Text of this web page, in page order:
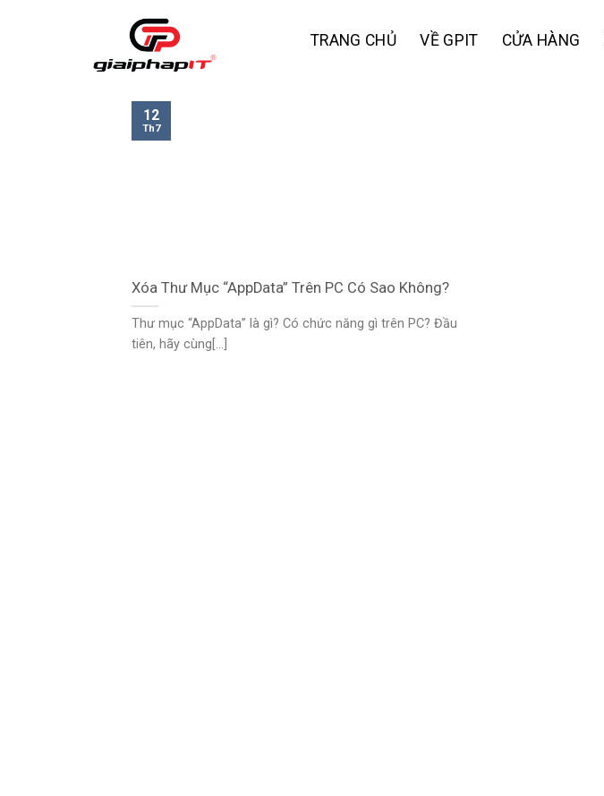
TRANG CHỦ VỀ GPIT CỬA HÀNG
Xóa Thư Mục “AppData” Trên PC Có Sao Không?
Thư mục “AppData” là gì? Có chức năng gì trên PC? Đầu
tiên, hãy cùng[...]
12
Th7